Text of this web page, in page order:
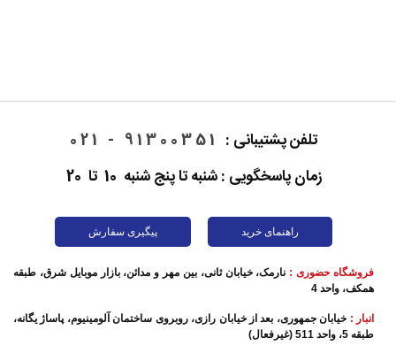
تلفن پشتیبانی : 91300351 - 021
زمان پاسخگویی : شنبه تا پنج شنبه 10 تا 20
راهنمای خرید پیگیری سفارش
فروشگاه حضوری : نارمک، خیابان ثانی، بین مهر و مدائن، بازار موبایل شرق، طبقه
همکف، واحد 4
انبار : خیابان جمهوری، بعد از خیابان رازی، روبروی ساختمان آلومینیوم، پاساژ یگانه،
طبقه 5، واحد 511 (غیرفعال)